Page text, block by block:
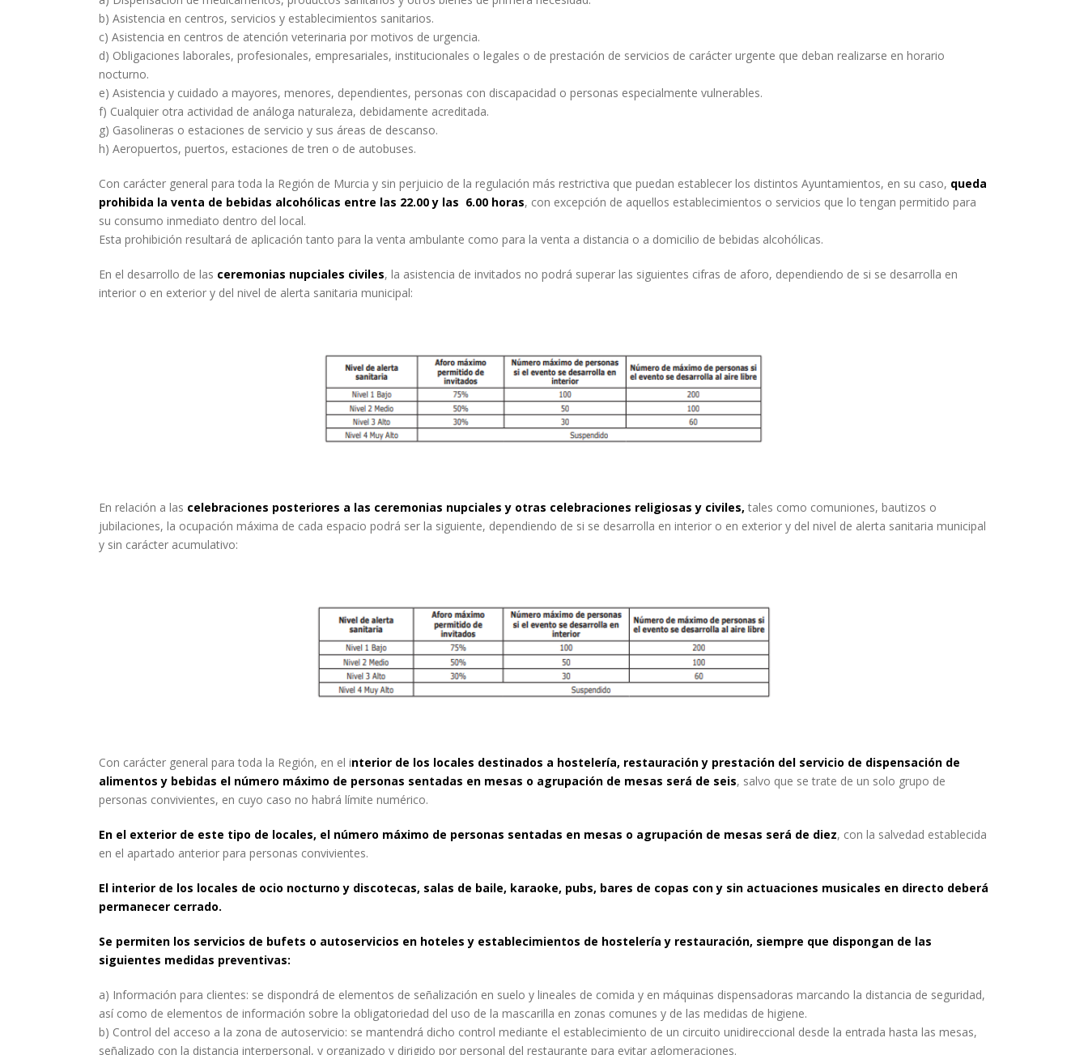
b) Asistencia en centros, servicios y establecimientos sanitarios.
c) Asistencia en centros de atención veterinaria por motivos de urgencia.
d) Obligaciones laborales, profesionales, empresariales, institucionales o legales o de prestación de servicios de carácter urgente que deban realizarse en horario
nocturno.
e) Asistencia y cuidado a mayores, menores, dependientes, personas con discapacidad o personas especialmente vulnerables.
f) Cualquier otra actividad de análoga naturaleza, debidamente acreditada.
g) Gasolineras o estaciones de servicio y sus áreas de descanso.
h) Aeropuertos, puertos, estaciones de tren o de autobuses.
Con carácter general para toda la Región de Murcia y sin perjuicio de la regulación más restrictiva que puedan establecer los distintos Ayuntamientos, en su caso, queda
prohibida la venta de bebidas alcohólicas entre las 22.00 y las 6.00 horas, con excepción de aquellos establecimientos o servicios que lo tengan permitido para
su consumo inmediato dentro del local.
Esta prohibición resultará de aplicación tanto para la venta ambulante como para la venta a distancia o a domicilio de bebidas alcohólicas.
En el desarrollo de las ceremonias nupciales civiles, la asistencia de invitados no podrá superar las siguientes cifras de aforo, dependiendo de si se desarrolla en
interior o en exterior y del nivel de alerta sanitaria municipal:
En relación a las celebraciones posteriores a las ceremonias nupciales y otras celebraciones religiosas y civiles, tales como comuniones, bautizos o
jubilaciones, la ocupación máxima de cada espacio podrá ser la siguiente, dependiendo de si se desarrolla en interior o en exterior y del nivel de alerta sanitaria municipal
y sin carácter acumulativo:
Con carácter general para toda la Región, en el interior de los locales destinados a hostelería, restauración y prestación del servicio de dispensación de
alimentos y bebidas el número máximo de personas sentadas en mesas o agrupación de mesas será de seis, salvo que se trate de un solo grupo de
personas convivientes, en cuyo caso no habrá límite numérico.
En el exterior de este tipo de locales, el número máximo de personas sentadas en mesas o agrupación de mesas será de diez, con la salvedad establecida
en el apartado anterior para personas convivientes.
El interior de los locales de ocio nocturno y discotecas, salas de baile, karaoke, pubs, bares de copas con y sin actuaciones musicales en directo deberá
permanecer cerrado.
Se permiten los servicios de bufets o autoservicios en hoteles y establecimientos de hostelería y restauración, siempre que dispongan de las
siguientes medidas preventivas:
a) Información para clientes: se dispondrá de elementos de señalización en suelo y lineales de comida y en máquinas dispensadoras marcando la distancia de seguridad,
así como de elementos de información sobre la obligatoriedad del uso de la mascarilla en zonas comunes y de las medidas de higiene.
b) Control del acceso a la zona de autoservicio: se mantendrá dicho control mediante el establecimiento de un circuito unidireccional desde la entrada hasta las mesas,
señalizado con la distancia interpersonal, y organizado y dirigido por personal del restaurante para evitar aglomeraciones.